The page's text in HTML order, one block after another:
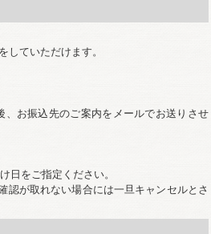
していただけます。
お振込先のご案内をメールでお送りさせ
日をご指定ください。
が取れない場合には一旦キャンセルとさ